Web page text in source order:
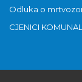
Odluka o
CJENICI